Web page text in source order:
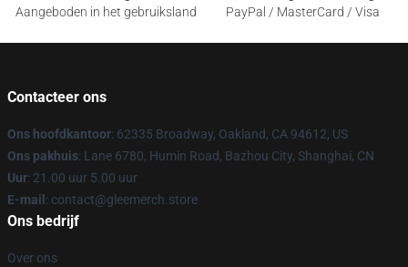
Aangeboden in het gebruiksland
PayPal / MasterCard / Visa
Contacteer ons
Ons hoofdkantoor: 62335 Broadway, Oakland, CA 94612, US
Ons pakhuis: Lane 6780, Humin Road, Bazhou City, Shanghai, CN
Uur: 21.00 uur 5.00 uur
E-mail : contact@gleemerch.store
Ons bedrijf
Over ons